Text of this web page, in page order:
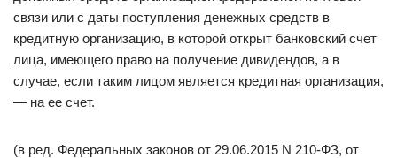
связи или с даты поступления денежных средств в
кредитную организацию, в которой открыт банковский счет
лица, имеющего право на получение дивидендов, а в
случае, если таким лицом является кредитная организация,
— на ее счет.
(в ред. Федеральных законов от 29.06.2015 N 210-ФЗ, от